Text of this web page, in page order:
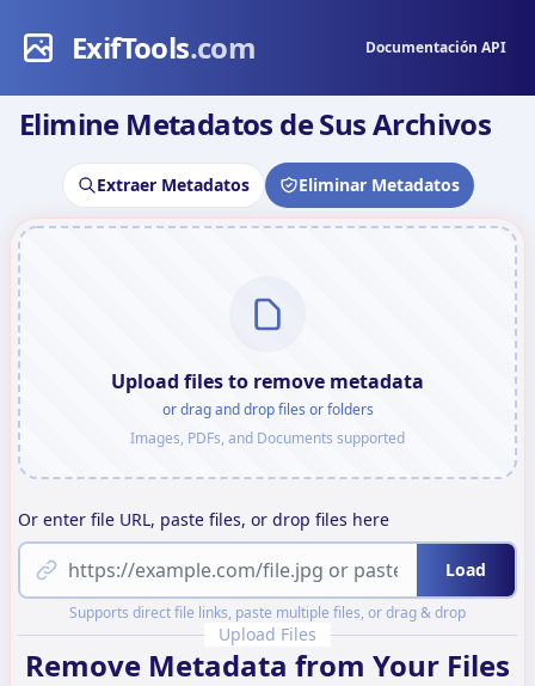
ExifTools.com Documentación API
Elimine Metadatos de Sus Archivos
Extraer Metadatos Eliminar Metadatos
Remove Metadata from Your Files
Upload Files
Upload files to remove metadata
or drag and drop files or folders
Images, PDFs, and Documents supported
Or enter file URL, paste files, or drop files here
Load
Supports direct file links, paste multiple files, or drag & drop